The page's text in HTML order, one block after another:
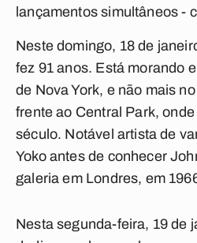
lançamentos simultâneos -
Neste domingo, 18 de
fez 91 anos. Está morando
de Nova York, e não mais
frente ao Central Park,
século. Notável artista de
Yoko antes de conhecer
galeria em Londres, em
Nesta segunda-feira, 19 de